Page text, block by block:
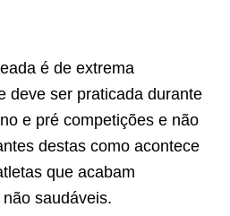
é de extrema
deve ser praticada durante
e pré competições e não
destas como acontece
que acabam
saudáveis.